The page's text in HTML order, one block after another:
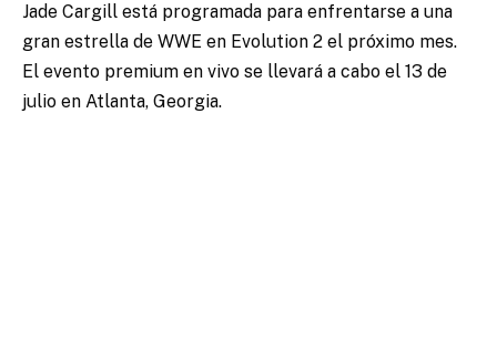
Jade Cargill está programada para enfrentarse a una
gran estrella de WWE en Evolution 2 el próximo mes.
El evento premium en vivo se llevará a cabo el 13 de
julio en Atlanta, Georgia.